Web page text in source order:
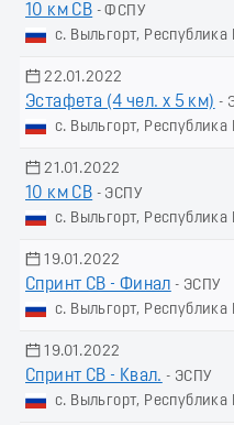
10 км СВ - ФСПУ
с. Выльгорт, Республика
22.01.2022
Эстафета (4 чел. х 5 км) -
с. Выльгорт, Республика
21.01.2022
10 км СВ - ЭСПУ
с. Выльгорт, Республика
19.01.2022
Спринт СВ - Финал - ЭСПУ
с. Выльгорт, Республика
19.01.2022
Спринт СВ - Квал. - ЭСПУ
с. Выльгорт, Республика